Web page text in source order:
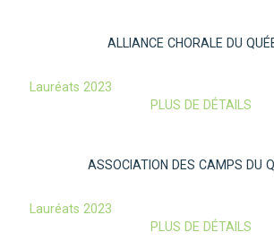
ALLIANCE CHORALE DU
Lauréats 2023
PLUS DE DÉTAILS
ASSOCIATION DES CAMPS DU
Lauréats 2023
PLUS DE DÉTAILS